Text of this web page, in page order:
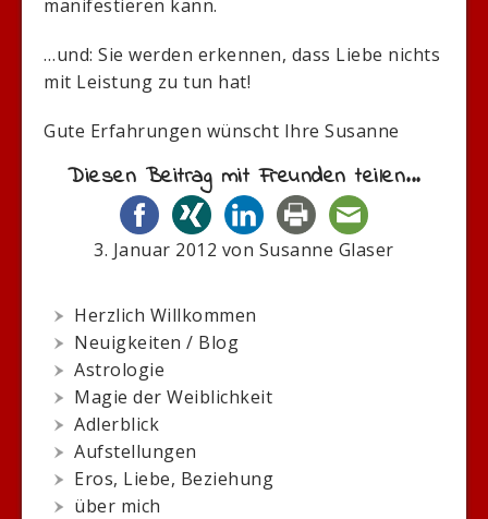
manifestieren kann.
…und: Sie werden erkennen, dass Liebe nichts
mit Leistung zu tun hat!
Gute Erfahrungen wünscht Ihre Susanne
Diesen Beitrag mit Freunden teilen...
3. Januar 2012 von Susanne Glaser
Herzlich Willkommen
Neuigkeiten / Blog
Astrologie
Magie der Weiblichkeit
Adlerblick
Aufstellungen
Eros, Liebe, Beziehung
über mich